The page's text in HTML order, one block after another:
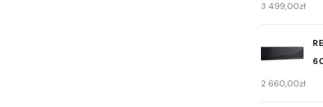
3 499,00zł
2 660,00zł